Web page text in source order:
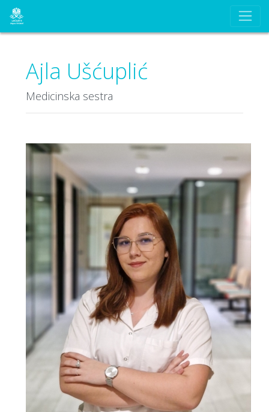
Ajla Ušćuplić
Medicinska sestra